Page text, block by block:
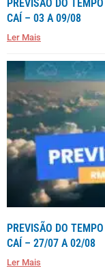
PREVISÃO DO
CAÍ – 03 A 09/08
Ler Mais
PREVISÃO DO
CAÍ – 27/07 A 02/08
Ler Mais